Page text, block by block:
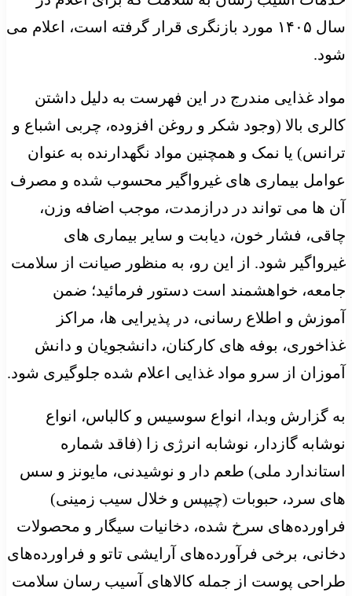
سال ۱۴۰۵ مورد بازنگری قرار گرفته است، اعلام می
شود.
مواد غذایی مندرج در این فهرست به دلیل داشتن
کالری بالا (وجود شکر و روغن افزوده، چربی اشباع و
ترانس) یا نمک و همچنین مواد نگهدارنده به عنوان
عوامل بیماری های غیرواگیر محسوب شده و مصرف
آن ها می تواند در درازمدت، موجب اضافه وزن،
چاقی، فشار خون، دیابت و سایر بیماری های
غیرواگیر شود. از این رو، به منظور صیانت از سلامت
جامعه، خواهشمند است دستور فرمائید؛ ضمن
آموزش و اطلاع رسانی، در پذیرایی ها، مراکز
غذاخوری، بوفه های کارکنان، دانشجویان و دانش
آموزان از سرو مواد غذایی اعلام شده جلوگیری شود.
به گزارش وبدا، انواع سوسیس و کالباس، انواع
نوشابه گازدار، نوشابه انرژی زا (فاقد شماره
استاندارد ملی) طعم دار و نوشیدنی، مایونز و سس
های سرد، حبوبات (چیپس و خلال سیب زمینی)
فراورده‌های سرخ شده، دخانیات سیگار و محصولات
دخانی، برخی فرآورده‌های آرایشی تاتو و فراورده‌های
طراحی پوست از جمله کالاهای آسیب رسان سلامت